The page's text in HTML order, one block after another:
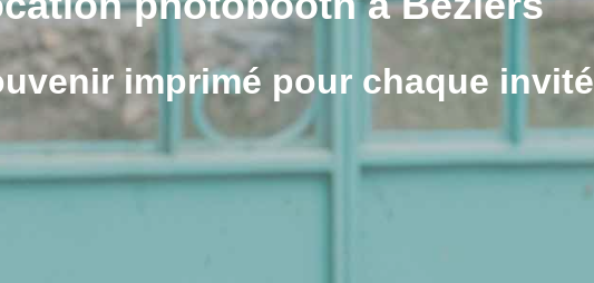
imprimé pour chaque invité